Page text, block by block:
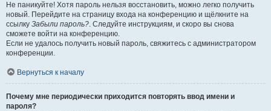
Не паникуйте! Хотя пароль нельзя восстановить, можно легко получить
новый. Перейдите на страницу входа на конференцию и щёлкните на
ссылку Забыли пароль?. Следуйте инструкциям, и скоро вы снова
сможете войти на конференцию.
Если не удалось получить новый пароль, свяжитесь с администратором
конференции.
Вернуться к началу
Почему мне периодически приходится повторять ввод имени и
пароля?